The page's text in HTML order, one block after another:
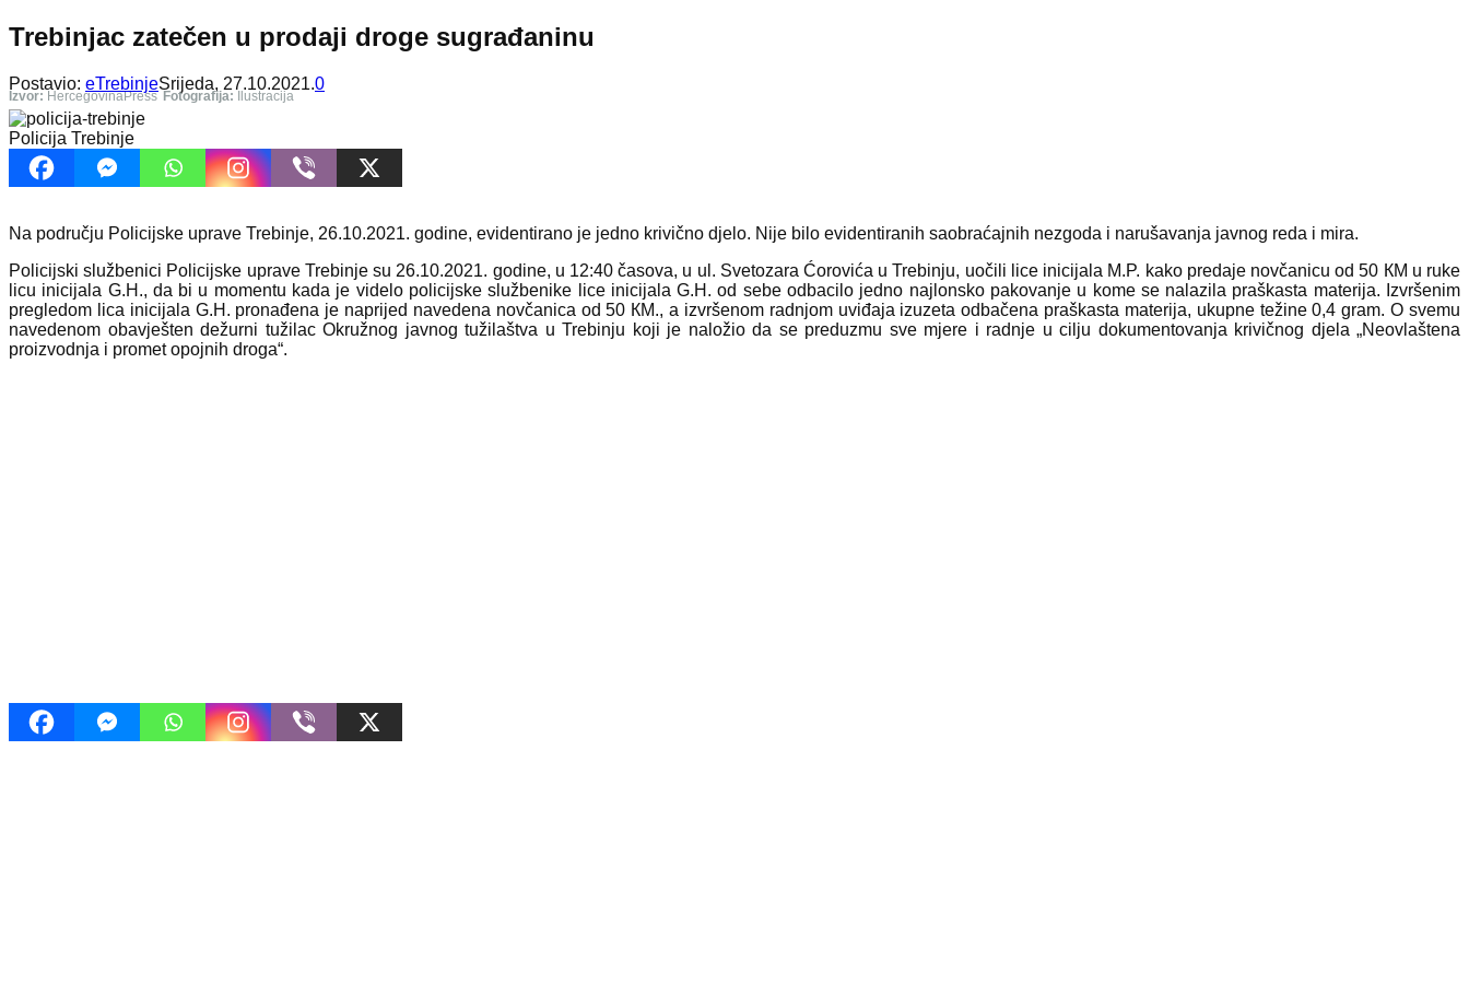
Trebinjac zatečen u prodaji droge sugrađaninu
Postavio: eTrebinjeSrijeda, 27.10.2021.0
Izvor: HercegovinaPress Fotografija: Ilustracija
Policija Trebinje
Na području Policijske uprave Trebinje, 26.10.2021. godine, evidentirano je jedno krivično djelo. Nije bilo evidentiranih saobraćajnih nezgoda i narušavanja javnog reda i mira.
Policijski službenici Policijske uprave Trebinje su 26.10.2021. godine, u 12:40 časova, u ul. Svetozara Ćorovića u Trebinju, uočili lice inicijala M.P. kako predaje novčanicu od 50 КM u ruke
licu inicijala G.H., da bi u momentu kada je videlo policijske službenike lice inicijala G.H. od sebe odbacilo jedno najlonsko pakovanje u kome se nalazila praškasta materija. Izvršenim
pregledom lica inicijala G.H. pronađena je naprijed navedena novčanica od 50 КM., a izvršenom radnjom uviđaja izuzeta odbačena praškasta materija, ukupne težine 0,4 gram. O svemu
navedenom obavješten dežurni tužilac Okružnog javnog tužilaštva u Trebinju koji je naložio da se preduzmu sve mjere i radnje u cilju dokumentovanja krivičnog djela „Neovlaštena
proizvodnja i promet opojnih droga“.